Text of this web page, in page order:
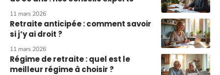
11 mars 2026
Retraite anticipée : comment savoir
si j’y ai droit ?
11 mars 2026
Régime de retraite : quel est le
meilleur régime à choisir ?